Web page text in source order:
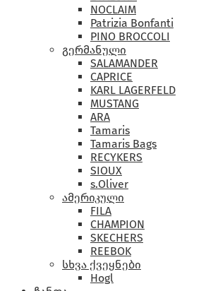
NOCLAIM
Patrizia Bonfanti
PINO BROCCOLI
გერმანული
SALAMANDER
CAPRICE
KARL LAGERFELD
MUSTANG
ARA
Tamaris
Tamaris Bags
RECYKERS
SIOUX
s.Oliver
ამერიკული
FILA
CHAMPION
SKECHERS
REEBOK
სხვა ქვეყნები
Hogl